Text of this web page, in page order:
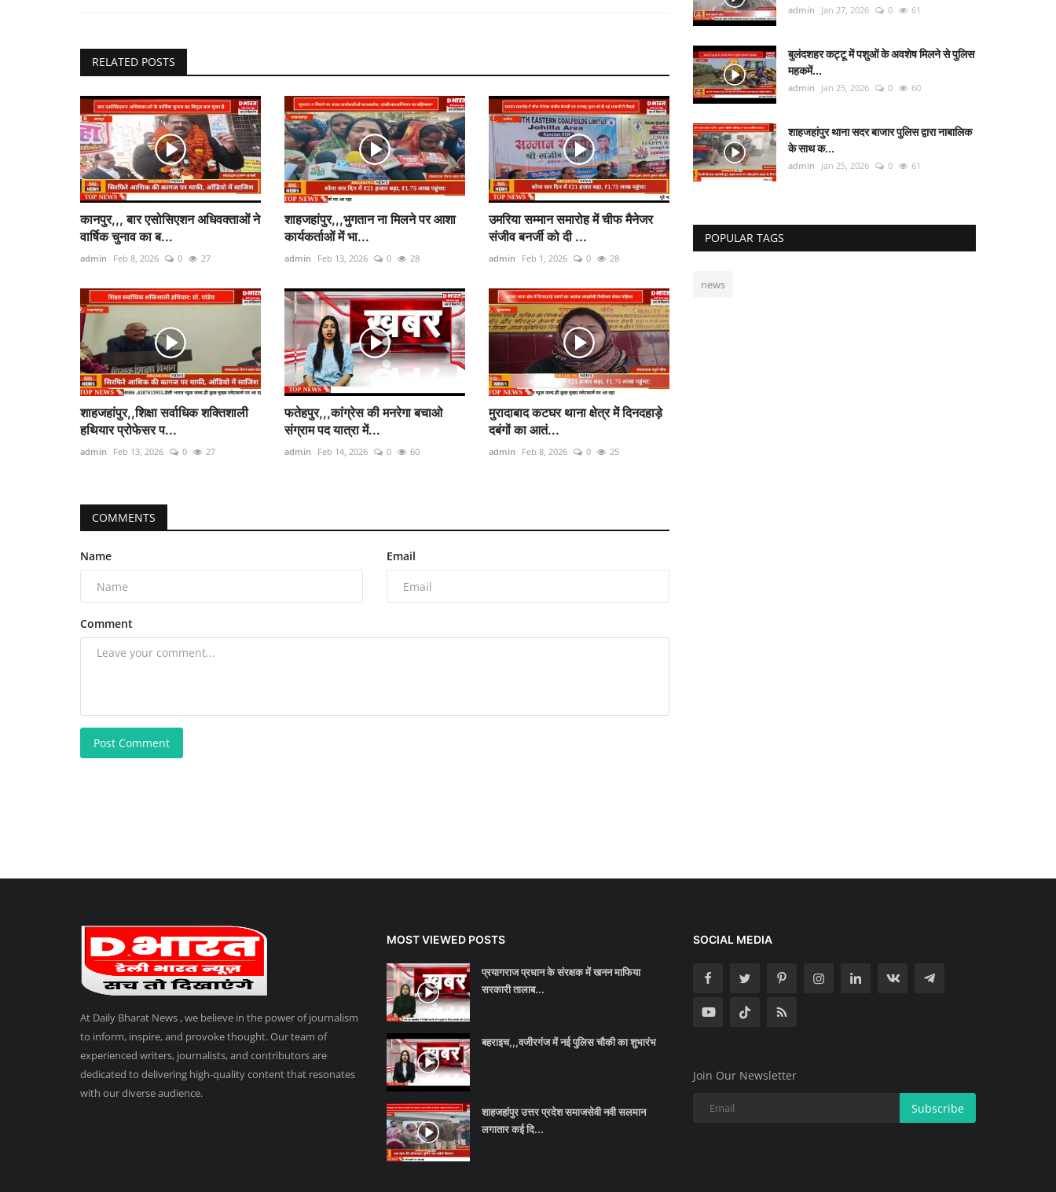
RELATED POSTS
कानपुर,,, बार एसोसिएशन अधिवक्ताओं ने
वार्षिक चुनाव का ब...
admin Feb 8, 2026 0 27
शाहजहांपुर,,,भुगतान ना मिलने पर आशा
कार्यकर्ताओं में भा...
admin Feb 13, 2026 0 28
उमरिया सम्मान समारोह में चीफ मैनेजर
संजीव बनर्जी को दी ...
admin Feb 1, 2026 0 28
शाहजहांपुर,,शिक्षा सर्वाधिक शक्तिशाली
हथियार प्रोफेसर प...
admin Feb 13, 2026 0 27
फतेहपुर,,,कांग्रेस की मनरेगा बचाओ
संग्राम पद यात्रा में...
admin Feb 14, 2026 0 60
मुरादाबाद कटघर थाना क्षेत्र में दिनदहाड़े
दबंगों का आतं...
admin Feb 8, 2026 0 25
COMMENTS
Name Email
Comment
Post Comment
admin Jan 27, 2026 0 61
बुलंदशहर कट्टू में पशुओं के अवशेष मिलने से पुलिस
महकमें...
admin Jan 25, 2026 0 60
शाहजहांपुर थाना सदर बाजार पुलिस द्वारा नाबालिक
के साथ क...
admin Jan 25, 2026 0 61
POPULAR TAGS
news
At Daily Bharat News , we believe in the power of journalism
to inform, inspire, and provoke thought. Our team of
experienced writers, journalists, and contributors are
dedicated to delivering high-quality content that resonates
with our diverse audience.
MOST VIEWED POSTS
प्रयागराज प्रधान के संरक्षक में खनन माफिया
सरकारी तालाब...
बहराइच,,,वजीरगंज में नई पुलिस चौकी का शुभारंभ
शाहजहांपुर उत्तर प्रदेश समाजसेवी नवी सलमान
लगातार कई दि...
SOCIAL MEDIA
Join Our Newsletter
Subscribe